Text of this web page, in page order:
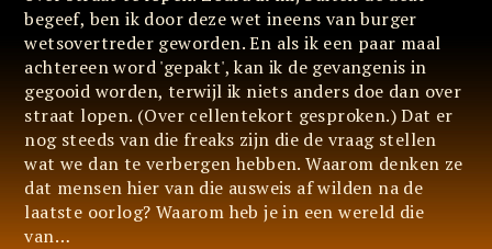
begeef, ben ik door deze wet ineens van burger
wetsovertreder geworden. En als ik een paar maal
achtereen word 'gepakt', kan ik de gevangenis in
gegooid worden, terwijl ik niets anders doe dan over
straat lopen. (Over cellentekort gesproken.) Dat er
nog steeds van die freaks zijn die de vraag stellen
wat we dan te verbergen hebben. Waarom denken ze
dat mensen hier van die ausweis af wilden na de
laatste oorlog? Waarom heb je in een wereld die
van…